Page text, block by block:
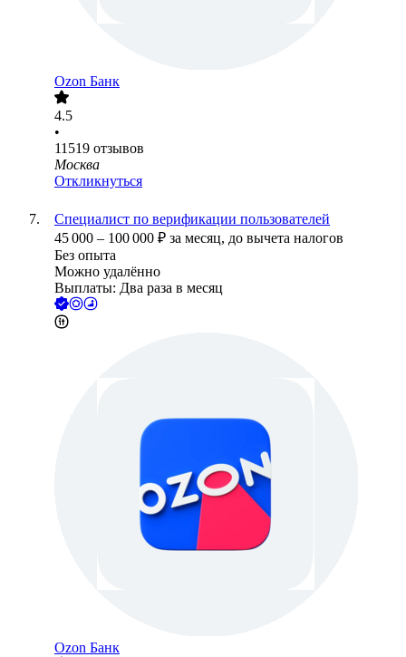
Ozon Банк
4.5
•
11519 отзывов
Москва
Откликнуться
Специалист по верификации пользователей
45 000 – 100 000 ₽ за месяц, до вычета налогов
Без опыта
Можно удалённо
Выплаты: Два раза в месяц
Ozon Банк